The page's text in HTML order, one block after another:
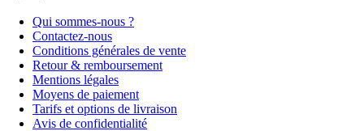
Qui sommes-nous ?
Contactez-nous
Conditions générales de vente
Retour & remboursement
Mentions légales
Moyens de paiement
Tarifs et options de livraison
Avis de confidentialité